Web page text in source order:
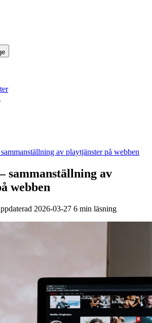
av playtjänster på webben
sammanställning av
webben
2026-03-27 6 min läsning